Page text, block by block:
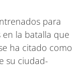
para
la batalla que
ha citado como
su ciudad-